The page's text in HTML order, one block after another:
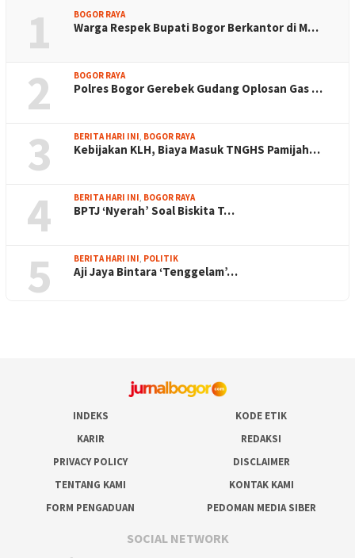
1 BOGOR RAYA
Warga Respek Bupati Bogor Berkantor di M…
2 BOGOR RAYA
Polres Bogor Gerebek Gudang Oplosan Gas …
3 BERITA HARI INI BOGOR RAYA
Kebijakan KLH, Biaya Masuk TNGHS Pamijah…
4 BERITA HARI INI BOGOR RAYA
BPTJ ‘Nyerah’ Soal Biskita T…
5 BERITA HARI INI POLITIK
Aji Jaya Bintara ‘Tenggelam’…
INDEKS
KODE ETIK
KARIR
REDAKSI
PRIVACY POLICY
DISCLAIMER
TENTANG KAMI
KONTAK KAMI
FORM PENGADUAN
PEDOMAN MEDIA SIBER
SOCIAL NETWORK